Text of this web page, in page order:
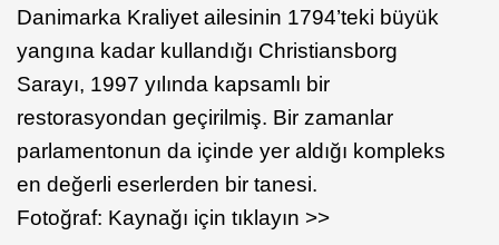
Danimarka Kraliyet ailesinin 1794’teki büyük
yangına kadar kullandığı Christiansborg
Sarayı, 1997 yılında kapsamlı bir
restorasyondan geçirilmiş. Bir zamanlar
parlamentonun da içinde yer aldığı kompleks
en değerli eserlerden bir tanesi.
Fotoğraf: Kaynağı için tıklayın >>